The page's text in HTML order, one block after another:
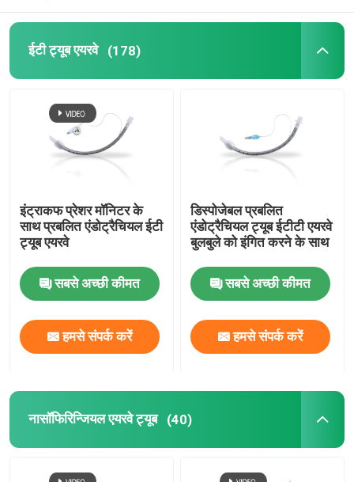
ईटी ट्यूब एयरवे (178)
इंट्राकफ प्रेशर मॉनिटर के
साथ प्रबलित एंडोट्रैचियल ईटी
ट्यूब एयरवे
सबसे अच्छी कीमत
हमसे संपर्क करें
डिस्पोजेबल प्रबलित
एंडोट्रैचियल ट्यूब ईटीटी एयरवे
बुलबुले को इंगित करने के साथ
सबसे अच्छी कीमत
हमसे संपर्क करें
नासॉफिरिन्जियल एयरवे ट्यूब (40)